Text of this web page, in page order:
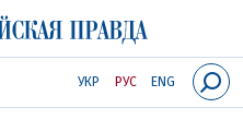
УКР РУС ENG